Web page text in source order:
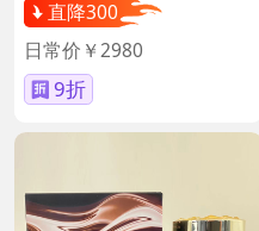
直降300
日常价￥2980
9折